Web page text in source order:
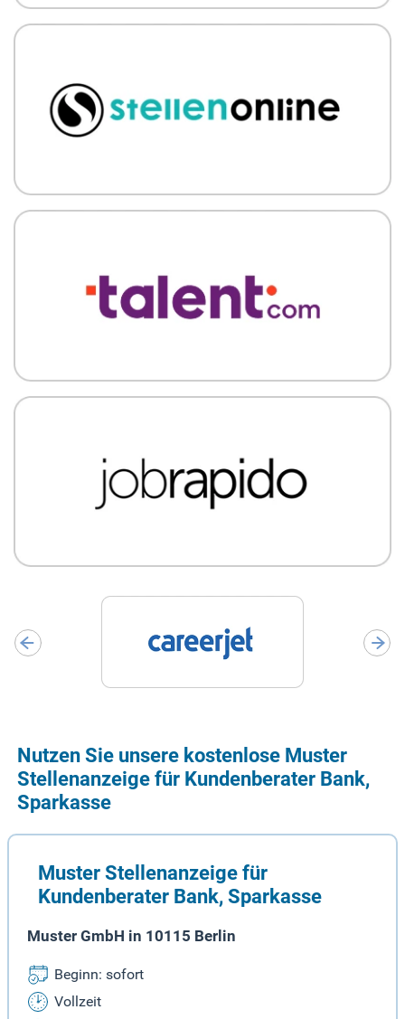
Nutzen Sie unsere kostenlose Muster
Stellenanzeige für Kundenberater Bank,
Sparkasse
Muster Stellenanzeige für
Kundenberater Bank, Sparkasse
Muster GmbH in 10115 Berlin
Beginn: sofort
Vollzeit